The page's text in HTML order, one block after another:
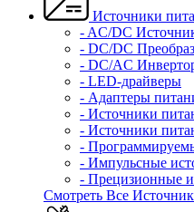
Источники
- AC/DC
- DC/DC
- DC/AC
- LED-драйверы
- Адаптеры
- Источники
- Источники
-
- Импульсные
- Прецизионные
Смотреть Все